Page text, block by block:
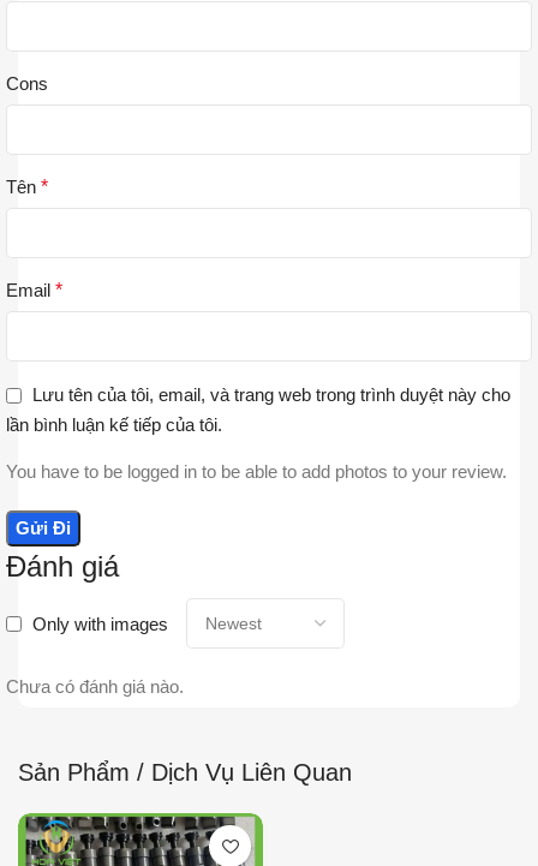
Đánh giá
Only with images
Chưa có đánh giá nào.
Cons
Tên *
Email *
Lưu tên của tôi, email, và trang web trong trình duyệt này cho
lần bình luận kế tiếp của tôi.
You have to be logged in to be able to add photos to your review.
Sản Phẩm / Dịch Vụ Liên Quan